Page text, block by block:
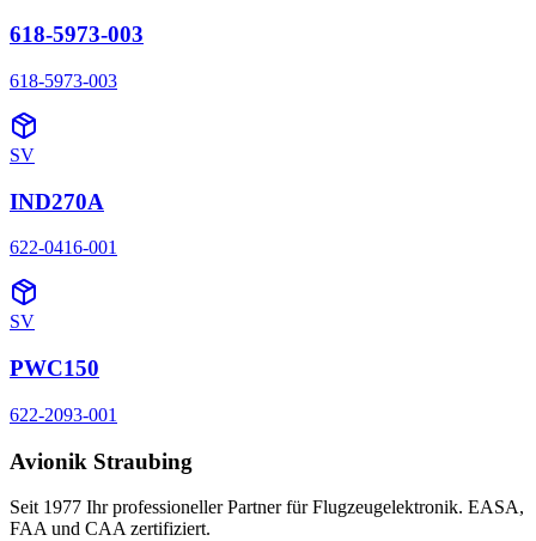
618-5973-003
618-5973-003
SV
IND270A
622-0416-001
SV
PWC150
622-2093-001
Avionik Straubing
Seit 1977 Ihr professioneller Partner für Flugzeugelektronik. EASA,
FAA und CAA zertifiziert.